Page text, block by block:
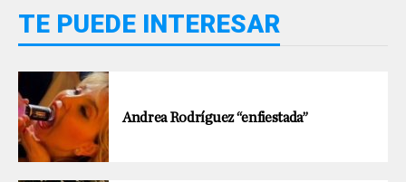
TE PUEDE INTERESAR
Andrea Rodríguez “enfiestada”